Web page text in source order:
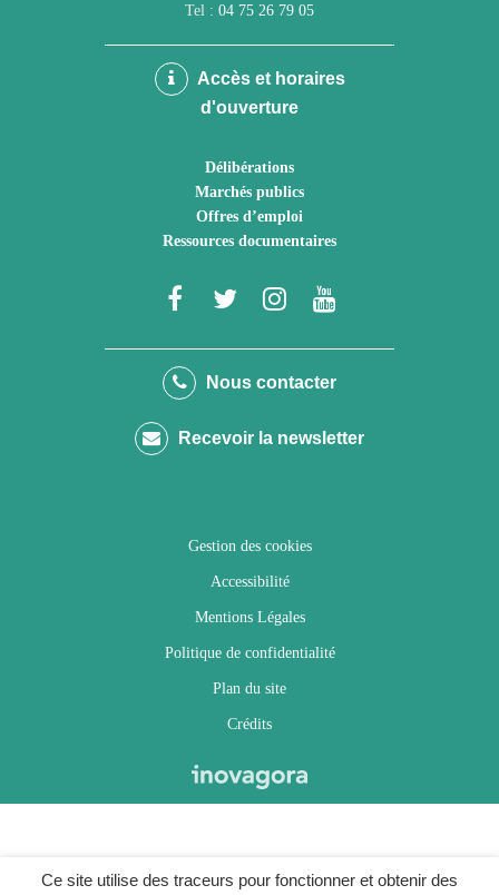
Ce site utilise des traceurs pour fonctionner et obtenir des
Tel : 04 75 26 79 05
Accès et horaires
d'ouverture
Délibérations
Marchés publics
Offres d’emploi
Ressources documentaires
Lien
le
Facebook
Lien
le
Twitter
Lien
le
Instagram
Youtube
Nous contacter
Recevoir la newsletter
Gestion des cookies
Accessibilité
Mentions Légales
Politique de confidentialité
Plan du site
Crédits